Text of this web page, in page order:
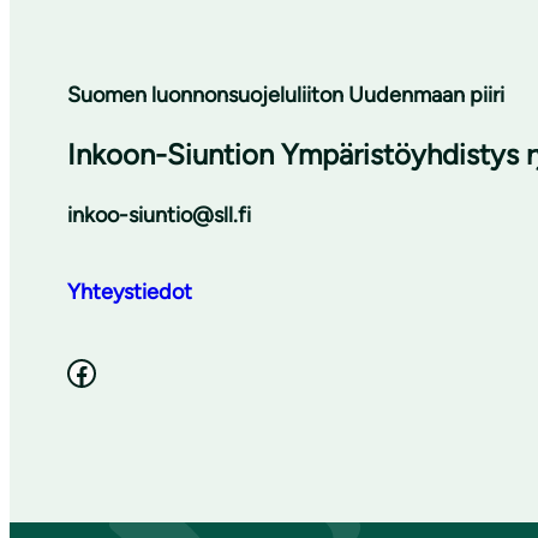
Suomen luonnonsuojeluliiton Uudenmaan piiri
Inkoon-Siuntion Ympäristöyhdistys
inkoo-siuntio@sll.fi
Yhteystiedot
Facebook